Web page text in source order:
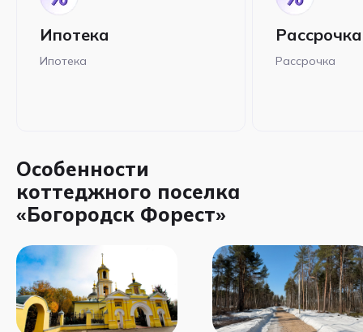
Ипотека
Ипотека
Рассрочка
Рассрочка
Особенности
коттеджного поселка
«Богородск Форест»